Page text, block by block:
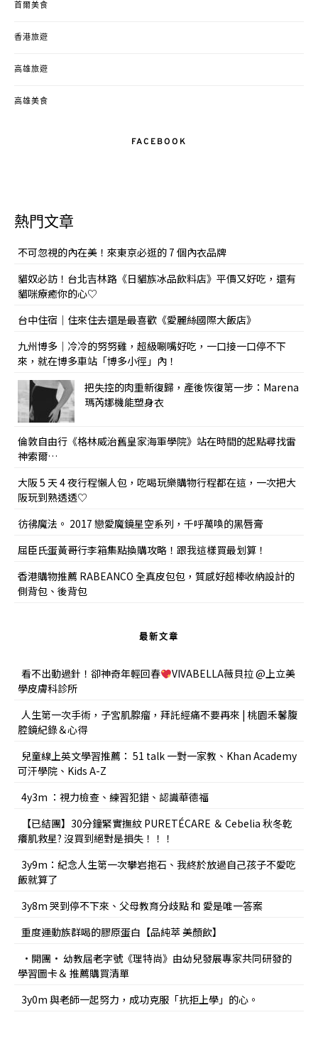
首爾美食
香港旅遊
高雄旅遊
高雄美食
FACEBOOK
熱門文章
不可忽視的內在美！來東京必逛的 7 個內衣品牌
貓奴必訪！台北吉林路《日貓族冰品飲料店》平價又好吃，還有
貓咪療癒你的心♡
台中住宿｜住來住去還是最喜歡《愛麗絲國際大飯店》
九州博多｜冷冷的努努雞，超級唰嘴好吃，一口接一口停不下
來，就在博多車站「博多小徑」內！
把失控的肉重新復歸，產後恢復第一步：Marena
瑪芮娜機能塑身衣
倫敦自由行《格林威治舊皇家海軍學院》站在時間的起點尋找雷
神索爾…
大阪 5 天 4 夜行程懶人包，吃喝玩樂購物行程都在這，一次把大
阪玩到熟透透♡
彷彿魔法。 2017 戀愛魔鏡星空系列，千呼萬喚的黑唇膏
屈臣氏蛋黃哥行李箱集點換購攻略！跟我這樣買最划算！
香港購物推薦 RABEANCO 全真皮包包，質感好超棒收納設計的
側背包、後背包
最新文章
看不出動過針！卻神奇年輕回春
VIVABELLA薇貝拉 @上立美
學皮膚科診所
人生第一次手術，子宮肌腺瘤，拜託經痛不要再來 | 桃園禾馨腹
腔鏡紀錄＆心得
兒童線上英文學習推薦： 51 talk 一對一家教、Khan Academy
可汗學院、Kids A-Z
4y3m ：視力檢查、練習犯錯、認識華德福
【已結團】30分鐘緊實撫紋 PURETÉCARE ＆ Cebelia 秋冬乾
癢肌救星? 沒買到絕對是損失！！！
3y9m：紀念人生第一次攀岩抱石、我終於放過自己孩子不愛吃
飯就算了
3y8m 哭到停不下來、父母教育分歧點 和 愛是唯一答案
重度運動族群喝的膠原蛋白【品純萃 美顏飲】
•開團• 幼教屆老字號《理特尚》由幼兒發展專家共同研發的
學習圖卡＆ 推薦購買清單
3y0m 與老師一起努力，成功克服「抗拒上學」的心。